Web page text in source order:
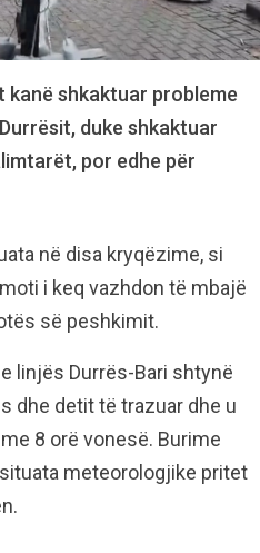
kanë shkaktuar probleme
duke shkaktuar
por edhe për
në disa kryqëzime, si
i keq vazhdon të mbajë
së peshkimit.
linjës Durrës-Bari shtynë
dhe detit të trazuar dhe u
8 orë vonesë. Burime
meteorologjike pritet